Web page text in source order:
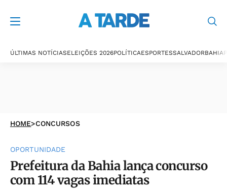
ÚLTIMAS NOTÍCIASELEIÇÕES 2026POLÍTICAESPORTESSALVADORBAHIA
HOME>CONCURSOS
OPORTUNIDADE
Prefeitura da Bahia lança concurso
com 114 vagas imediatas